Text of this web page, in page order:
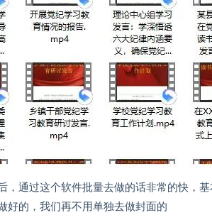
，通过这个软件批量去做的话非常的快，
好的，我们再不用单独去做封面的